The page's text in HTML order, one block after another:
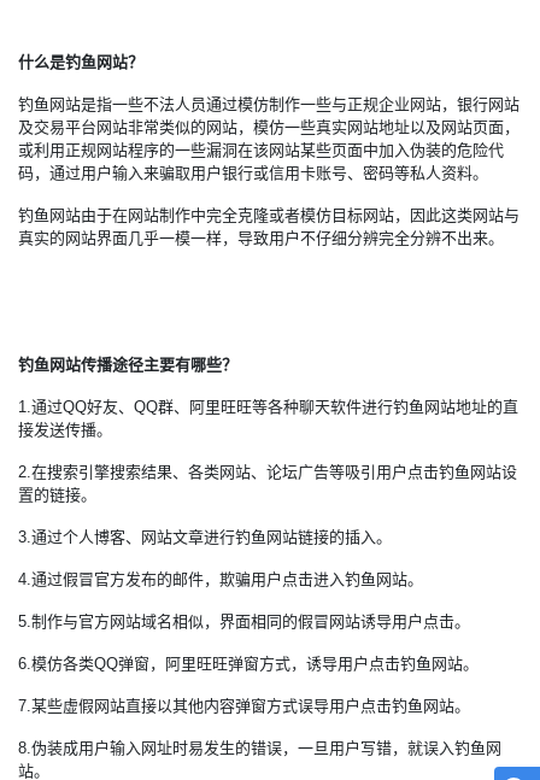
什么是钓鱼网站？
钓鱼网站是指一些不法人员通过模仿制作一些与正规企业网站，银行网站
及交易平台网站非常类似的网站，模仿一些真实网站地址以及网站页面，
或利用正规网站程序的一些漏洞在该网站某些页面中加入伪装的危险代
码，通过用户输入来骗取用户银行或信用卡账号、密码等私人资料。
钓鱼网站由于在网站制作中完全克隆或者模仿目标网站，因此这类网站与
真实的网站界面几乎一模一样，导致用户不仔细分辨完全分辨不出来。
钓鱼网站传播途径主要有哪些？
1.通过QQ好友、QQ群、阿里旺旺等各种聊天软件进行钓鱼网站地址的直
接发送传播。
2.在搜索引擎搜索结果、各类网站、论坛广告等吸引用户点击钓鱼网站设
置的链接。
3.通过个人博客、网站文章进行钓鱼网站链接的插入。
4.通过假冒官方发布的邮件，欺骗用户点击进入钓鱼网站。
5.制作与官方网站域名相似，界面相同的假冒网站诱导用户点击。
6.模仿各类QQ弹窗，阿里旺旺弹窗方式，诱导用户点击钓鱼网站。
7.某些虚假网站直接以其他内容弹窗方式误导用户点击钓鱼网站。
8.伪装成用户输入网址时易发生的错误，一旦用户写错，就误入钓鱼网
站。